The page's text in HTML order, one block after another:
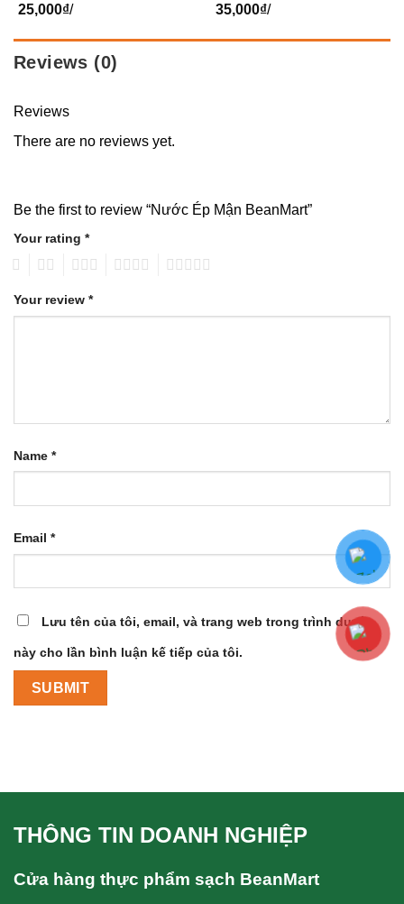
BeanMart – Hộp
25,000₫/
cúng + 1 cặp đèn cày
muối ) – Set
35,000₫/
Reviews (0)
Reviews
There are no reviews yet.
Be the first to review “Nước Ép Mận BeanMart”
Your rating *
Your review *
Name *
Email *
Lưu tên của tôi, email, và trang web trong trình duyệt
này cho lần bình luận kế tiếp của tôi.
THÔNG TIN DOANH NGHIỆP
Cửa hàng thực phẩm sạch BeanMart